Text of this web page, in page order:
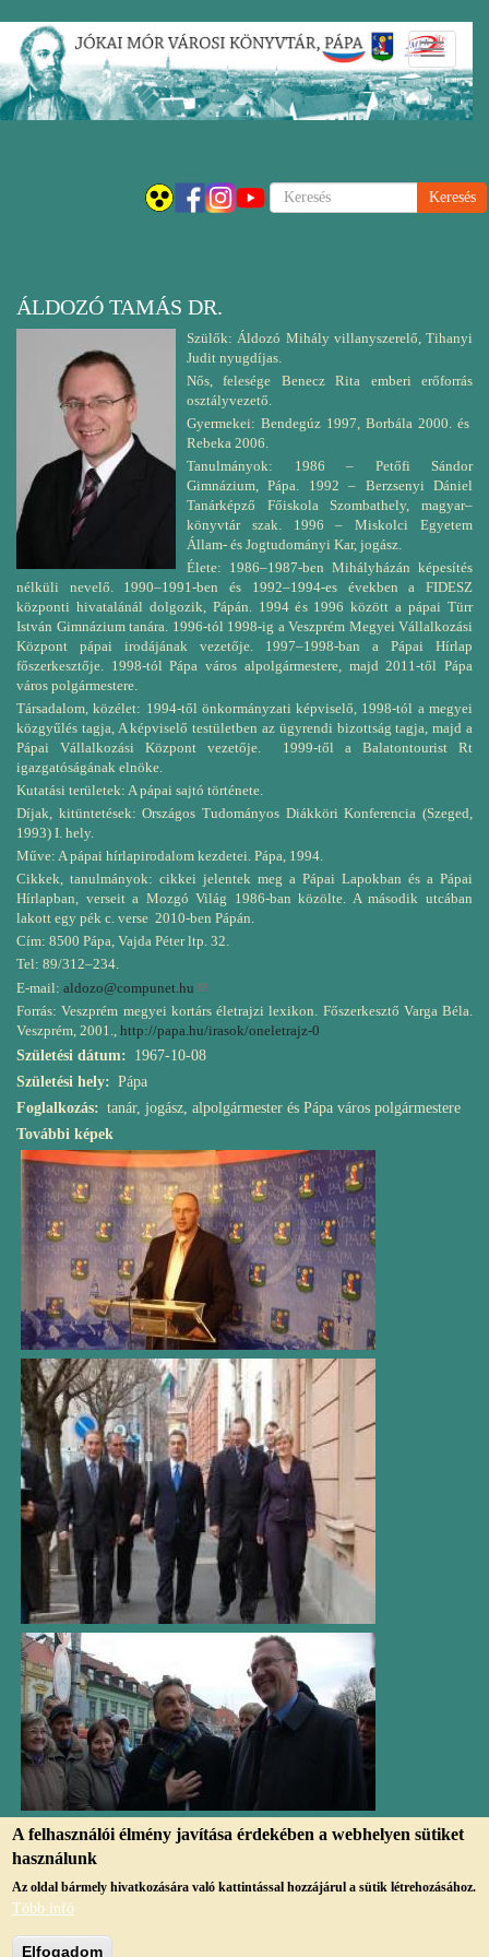
Ugrás
tartalomra
Keresés
ÁLDOZÓ TAMÁS DR.
Szülők: Áldozó Mihály villanyszerelő, Tihanyi
Judit nyugdíjas.
Nős, felesége Benecz Rita emberi erőforrás
osztályvezető.
Gyermekei: Bendegúz 1997, Borbála 2000. és
Rebeka 2006.
Tanulmányok: 1986 – Petőfi Sándor
Gimnázium, Pápa. 1992 – Berzsenyi Dániel
Tanárképző Főiskola Szombathely, magyar–
könyvtár szak. 1996 – Miskolci Egyetem
Állam- és Jogtudományi Kar, jogász.
Élete: 1986–1987-ben Mihályházán képesítés
nélküli nevelő. 1990–1991-ben és 1992–1994-es években a FIDESZ
központi hivatalánál dolgozik, Pápán. 1994 és 1996 között a pápai Türr
István Gimnázium tanára. 1996-tól 1998-ig a Veszprém Megyei Vállalkozási
Központ pápai irodájának vezetője. 1997–1998-ban a Pápai Hírlap
főszerkesztője. 1998-tól Pápa város alpolgármestere, majd 2011-től Pápa
város polgármestere.
Társadalom, közélet: 1994-től önkormányzati képviselő, 1998-tól a megyei
közgyűlés tagja, A képviselő testületben az ügyrendi bizottság tagja, majd a
Pápai Vállalkozási Központ vezetője. 1999-től a Balatontourist Rt
igazgatóságának elnöke.
Kutatási területek: A pápai sajtó története.
Díjak, kitüntetések: Országos Tudományos Diákköri Konferencia (Szeged,
1993) I. hely.
Műve: A pápai hírlapirodalom kezdetei. Pápa, 1994.
Cikkek, tanulmányok: cikkei jelentek meg a Pápai Lapokban és a Pápai
Hírlapban, verseit a Mozgó Világ 1986-ban közölte. A második utcában
lakott egy pék c. verse 2010-ben Pápán.
Cím: 8500 Pápa, Vajda Péter ltp. 32.
Tel: 89/312–234.
E-mail: aldozo@compunet.hu
Forrás: Veszprém megyei kortárs életrajzi lexikon. Főszerkesztő Varga Béla.
Veszprém, 2001., http://papa.hu/irasok/oneletrajz-0
Születési dátum
1967-10-08
Születési hely
Pápa
Foglalkozás
tanár, jogász, alpolgármester és Pápa város polgármestere
További képek
A felhasználói élmény javítása érdekében a webhelyen sütiket
használunk
Az oldal bármely hivatkozására való kattintással hozzájárul a sütik létrehozásához.
Több infó
Elfogadom